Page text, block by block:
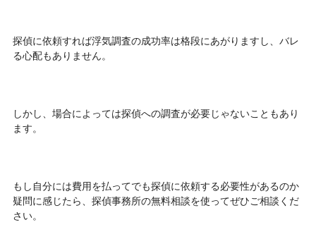
探偵に依頼すれば浮気調査の成功率は格段にあがりますし、バレ
る心配もありません。
しかし、場合によっては探偵への調査が必要じゃないこともあり
ます。
もし自分には費用を払ってでも探偵に依頼する必要性があるのか
疑問に感じたら、探偵事務所の無料相談を使ってぜひご相談くだ
さい。